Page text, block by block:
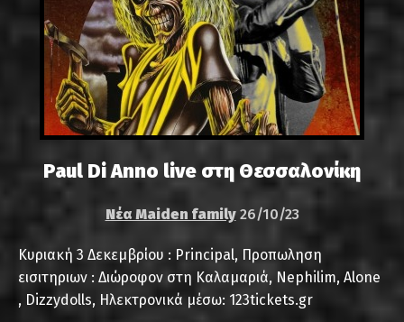
Paul Di Anno live στη Θεσσαλονίκη
Νέα Maiden family 26/10/23
Κυριακή 3 Δεκεμβρίου : Principal, Προπωληση
εισιτηριων : Διώροφον στη Καλαμαριά, Nephilim, Alone
, Dizzydolls, Ηλεκτρονικά μέσω: 123tickets.gr